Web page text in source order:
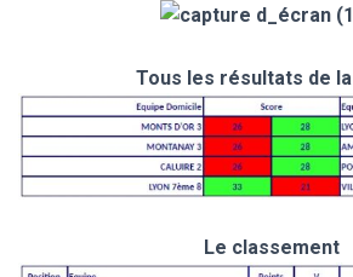
Tous les résultats de
Le classement